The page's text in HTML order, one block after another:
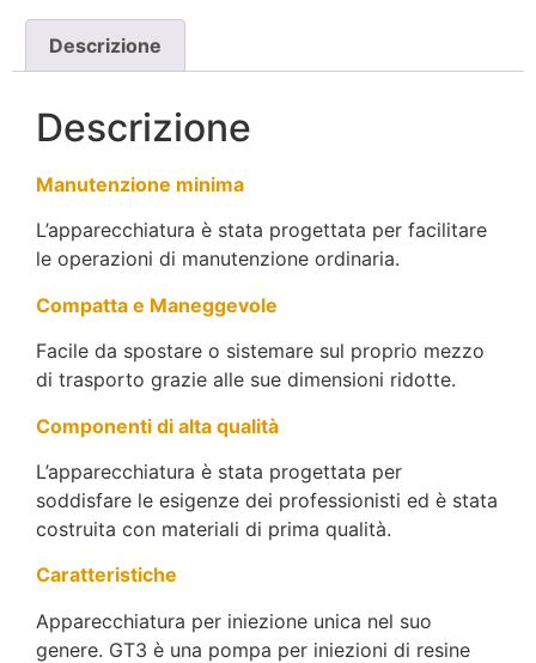
Descrizione
Descrizione
Manutenzione minima
L’apparecchiatura è stata progettata per facilitare
le operazioni di manutenzione ordinaria.
Compatta e Maneggevole
Facile da spostare o sistemare sul proprio mezzo
di trasporto grazie alle sue dimensioni ridotte.
Componenti di alta qualità
L’apparecchiatura è stata progettata per
soddisfare le esigenze dei professionisti ed è stata
costruita con materiali di prima qualità.
Caratteristiche
Apparecchiatura per iniezione unica nel suo
genere. GT3 è una pompa per iniezioni di resine